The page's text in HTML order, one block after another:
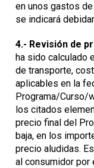
en unos gastos
se indicará
4.- Revisión de
ha sido calculado
de transporte,
aplicables en la
Programa/Curso/
los citados
precio final del
baja, en los
precio aludidas.
al consumidor por